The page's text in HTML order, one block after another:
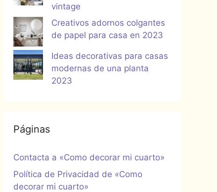
vintage
Creativos adornos colgantes
de papel para casa en 2023
Ideas decorativas para casas
modernas de una planta
2023
Páginas
Contacta a «Como decorar mi cuarto»
Política de Privacidad de «Como
decorar mi cuarto»